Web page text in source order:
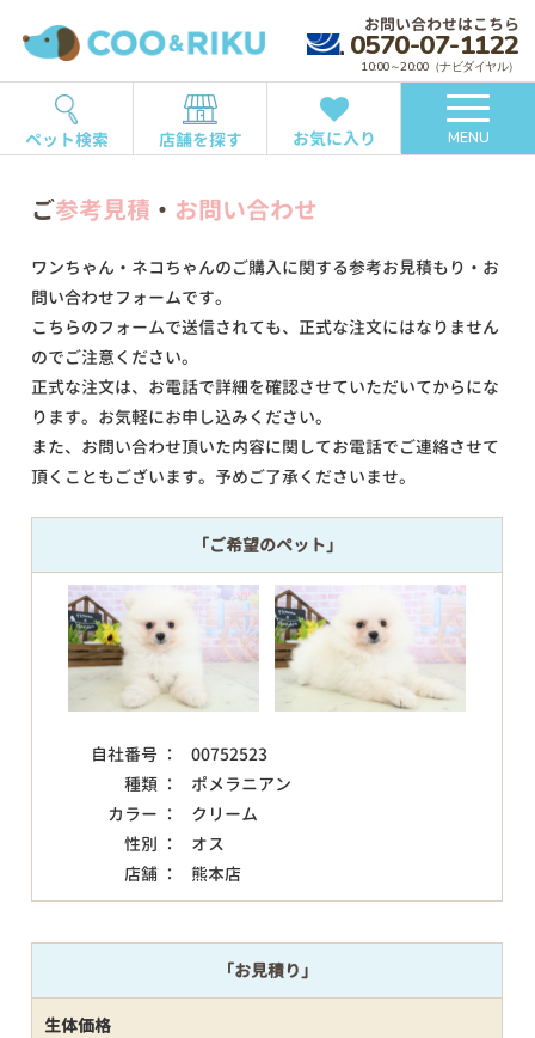
お問い合わせはこちら
0570-07-1122
10:00～20:00（ナビダイヤル）
ペット検索 店舗を探す お気に入り MENU
ご参考見積 ・ お問い合わせ
ワンちゃん・ネコちゃんのご購入に関する参考お見積もり・お
問い合わせフォームです。
こちらのフォームで送信されても、正式な注文にはなりません
のでご注意ください。
正式な注文は、お電話で詳細を確認させていただいてからにな
ります。お気軽にお申し込みください。
また、お問い合わせ頂いた内容に関してお電話でご連絡させて
頂くこともございます。予めご了承くださいませ。
「ご希望のペット」
自社番号 ：
00752523
種類 ：
ポメラニアン
カラー ：
クリーム
性別 ：
オス
店舗 ：
熊本店
「お見積り」
生体価格